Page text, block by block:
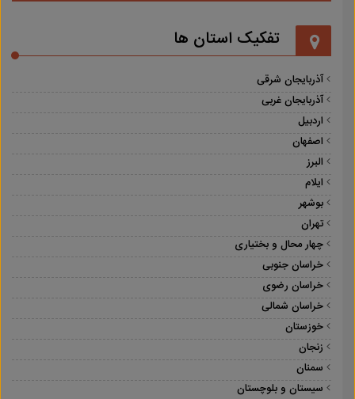
تفکیک استان ها
آذربایجان شرقی
آذربایجان غربی
اردبیل
اصفهان
البرز
ایلام
بوشهر
تهران
چهار محال و بختیاری
خراسان جنوبی
خراسان رضوی
خراسان شمالی
خوزستان
زنجان
سمنان
سیستان و بلوچستان